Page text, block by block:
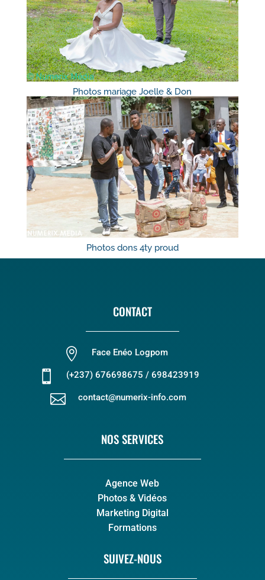
Photos mariage Joelle & Don
Photos dons 4ty proud
CONTACT
 Face Enéo Logpom
 (+237) 676698675 / 698423919
 contact@numerix-info.com
NOS SERVICES
Agence Web
Photos & Vidéos
Marketing Digital
Formations
SUIVEZ-NOUS